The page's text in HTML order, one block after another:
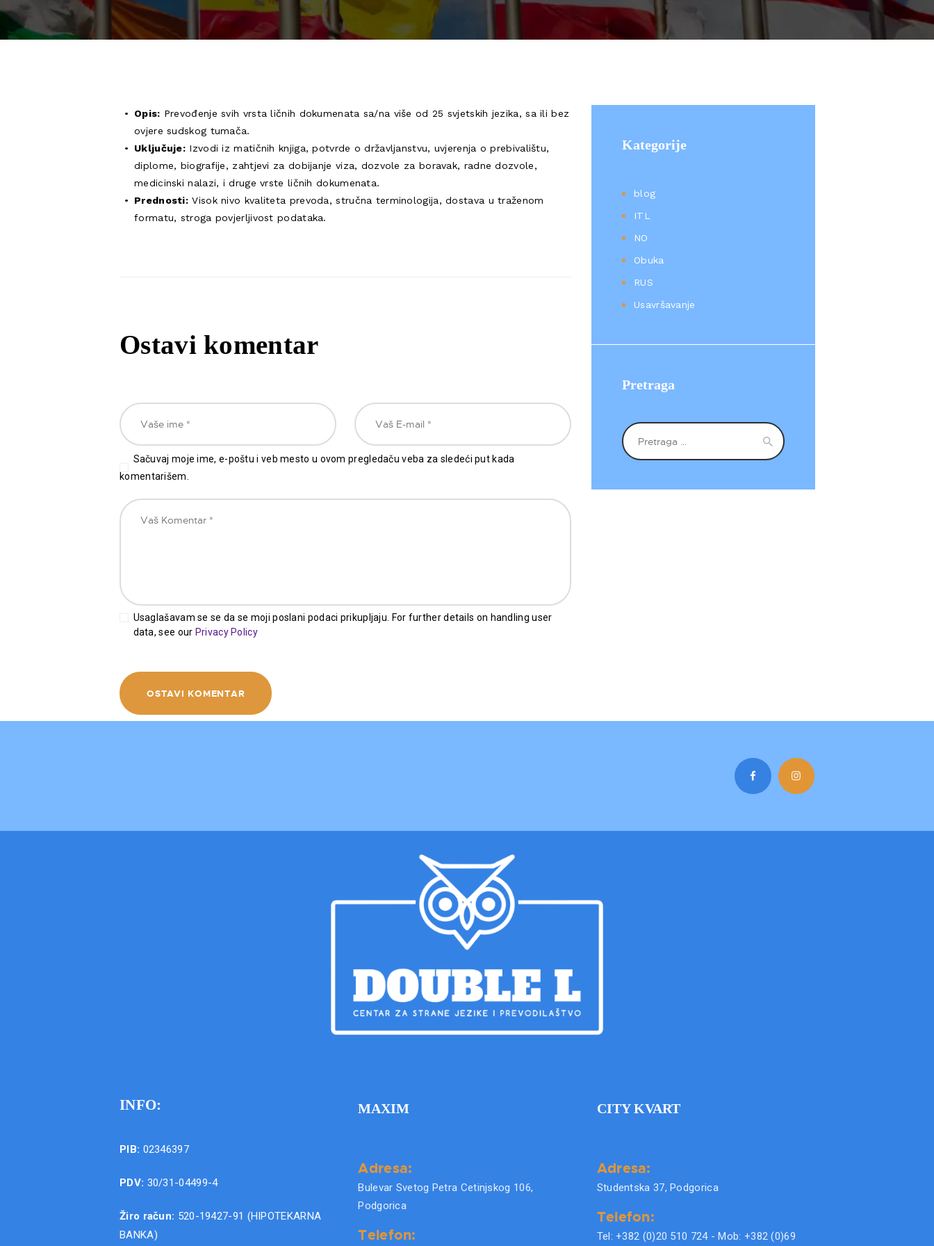
KONTAKT
Opis: Prevođenje svih vrsta ličnih dokumenata sa/na više od 25 svjetskih jezika, sa ili bez
ovjere sudskog tumača.
Uključuje: Izvodi iz matičnih knjiga, potvrde o državljanstvu, uvjerenja o prebivalištu,
diplome, biografije, zahtjevi za dobijanje viza, dozvole za boravak, radne dozvole,
medicinski nalazi, i druge vrste ličnih dokumenata.
Prednosti: Visok nivo kvaliteta prevoda, stručna terminologija, dostava u traženom
formatu, stroga povjerljivost podataka.
Ostavi komentar
Sačuvaj moje ime, e-poštu i veb mesto u ovom pregledaču veba za sledeći put kada
komentarišem.
Usaglašavam se se da se moji poslani podaci prikupljaju. For further details on handling user
data, see our Privacy Policy
Kategorije
blog
ITL
NO
Obuka
RUS
Usavršavanje
Pretraga
Pretraga
za:
INFO:
PIB: 02346397
PDV: 30/31-04499-4
Žiro račun: 520-19427-91 (HIPOTEKARNA
BANKA)
MAXIM
Adresa:
Bulevar Svetog Petra Cetinjskog 106,
Podgorica
Telefon:
CITY KVART
Adresa:
Studentska 37, Podgorica
Telefon:
Tel: +382 (0)20 510 724 - Mob: +382 (0)69